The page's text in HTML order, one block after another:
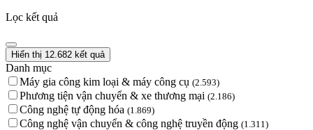
Lọc kết quả
Hiển thị 12.682 kết quả
Danh mục
Máy gia công kim loại & máy công cụ (2.593)
Phương tiện vận chuyển & xe thương mại (2.186)
Công nghệ tự động hóa (1.869)
Công nghệ vận chuyển & công nghệ truyền động (1.311)